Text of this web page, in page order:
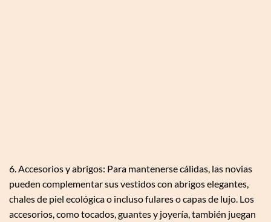
6. Accesorios y abrigos: Para mantenerse cálidas, las novias
pueden complementar sus vestidos con abrigos elegantes,
chales de piel ecológica o incluso fulares o capas de lujo. Los
accesorios, como tocados, guantes y joyería, también juegan